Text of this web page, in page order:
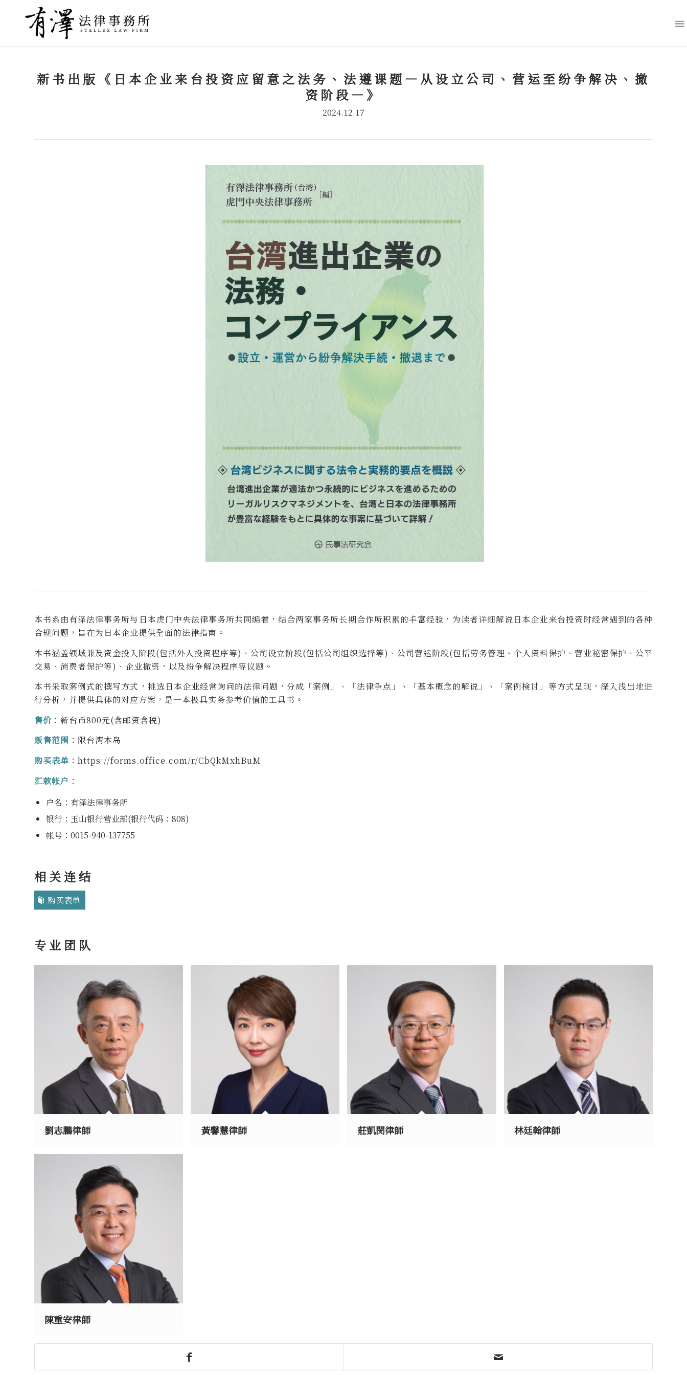
新书出版《日本企业来台投资应留意之法务、法遵课题―从设立公司、营运至纷争解决、撤
资阶段―》
2024.12.17
本书系由有泽法律事务所与日本虎门中央法律事务所共同编着，结合两家事务所长期合作所积累的丰富经验，为读者详细解说日本企业来台投资时经常遇到的各种
合规问题，旨在为日本企业提供全面的法律指南。
本书涵盖领域兼及资金投入阶段(包括外人投资程序等)、公司设立阶段(包括公司组织选择等)、公司营运阶段(包括劳务管理、个人资料保护、营业秘密保护、公平
交易、消费者保护等)、企业撤资，以及纷争解决程序等议题。
本书采取案例式的撰写方式，挑选日本企业经常询问的法律问题，分成「案例」、「法律争点」、「基本概念的解说」、「案例検讨」等方式呈现，深入浅出地进
行分析，并提供具体的对应方案，是一本极具实务参考价值的工具书。
售价 ：新台币800元(含邮资含税)
贩售范围 ：限台湾本岛
购买表单 ：https://forms.office.com/r/CbQkMxhBuM
汇款帐户 ：
户名：有泽法律事务所
银行：玉山银行营业部(银行代码：808)
帐号：0015-940-137755
相关连结
购买表单
专业团队
劉志鵬律師 黃馨慧律師 莊凱閔律師 林廷翰律師
陳重安律師